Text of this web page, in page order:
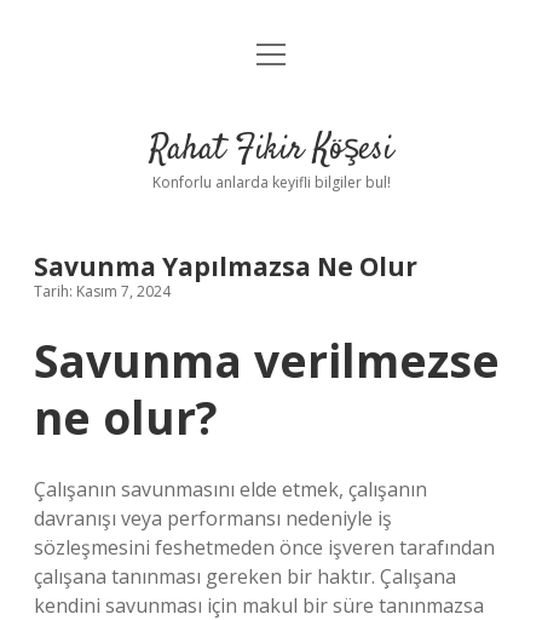
Anasayfa
Yasal Uyarı
menüyü
Rahat Fikir Köşesi
Konforlu anlarda keyifli bilgiler bul!
Savunma Yapılmazsa Ne Olur
Tarih: Kasım 7, 2024
Savunma verilmezse
ne olur?
Çalışanın savunmasını elde etmek, çalışanın
davranışı veya performansı nedeniyle iş
sözleşmesini feshetmeden önce işveren tarafından
çalışana tanınması gereken bir haktır. Çalışana
kendini savunması için makul bir süre tanınmazsa